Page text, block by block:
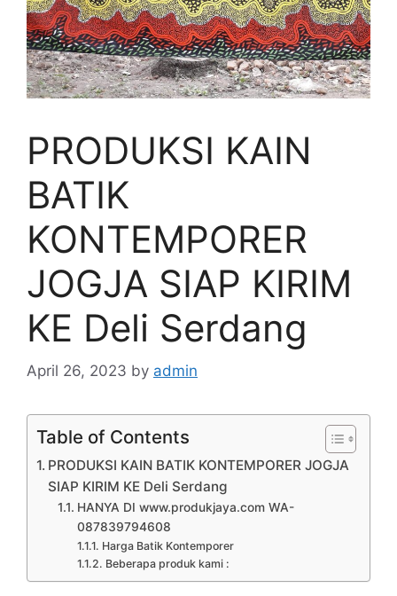
PRODUKSI KAIN
BATIK
KONTEMPORER
JOGJA SIAP KIRIM
KE Deli Serdang
April 26, 2023 by admin
Table of Contents
PRODUKSI KAIN BATIK KONTEMPORER JOGJA
SIAP KIRIM KE Deli Serdang
HANYA DI www.produkjaya.com WA-
087839794608
Harga Batik Kontemporer
Beberapa produk kami :